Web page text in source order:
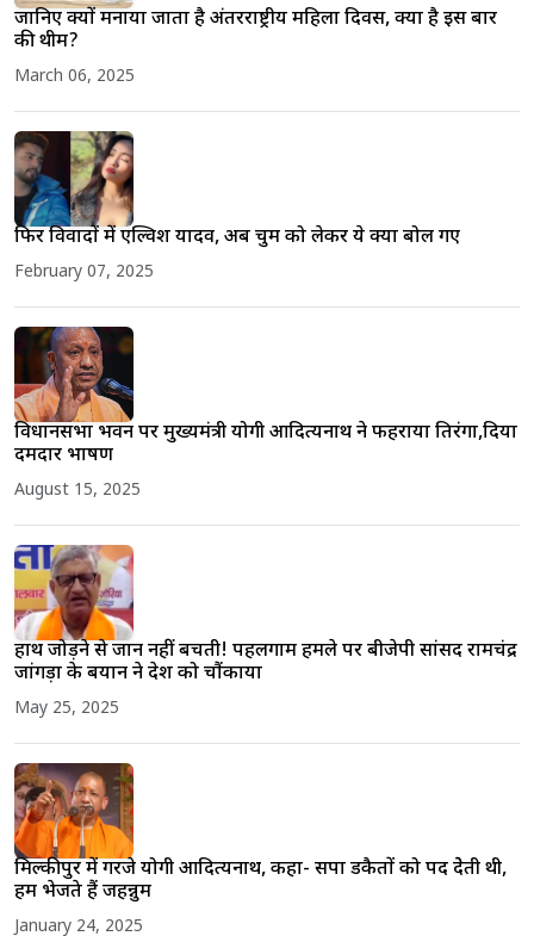
जानिए क्यों मनाया जाता है अंतरराष्ट्रीय महिला दिवस, क्या है इस बार
की थीम?
March 06, 2025
फिर विवादों में एल्विश यादव, अब चुम को लेकर ये क्या बोल गए
February 07, 2025
विधानसभा भवन पर मुख्यमंत्री योगी आदित्यनाथ ने फहराया तिरंगा,दिया
दमदार भाषण
August 15, 2025
हाथ जोड़ने से जान नहीं बचती! पहलगाम हमले पर बीजेपी सांसद रामचंद्र
जांगड़ा के बयान ने देश को चौंकाया
May 25, 2025
मिल्कीपुर में गरजे योगी आदित्यनाथ, कहा- सपा डकैतों को पद देेती थी,
हम भेजते हैं जहन्नुम
January 24, 2025